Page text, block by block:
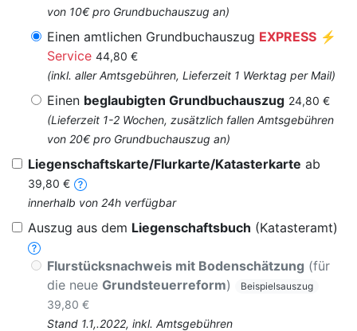
von 10€ pro Grundbuchauszug an)
Einen amtlichen Grundbuchauszug EXPRESS ⚡
Service 44,80 €
(inkl. aller Amtsgebühren, Lieferzeit 1 Werktag per Mail)
Einen beglaubigten Grundbuchauszug 24,80 €
(Lieferzeit 1-2 Wochen, zusätzlich fallen Amtsgebühren
von 20€ pro Grundbuchauszug an)
Liegenschaftskarte/Flurkarte/Katasterkarte ab
39,80 €
innerhalb von 24h verfügbar
Auszug aus dem Liegenschaftsbuch (Katasteramt)
Flurstücksnachweis mit Bodenschätzung (für
die neue Grundsteuerreform) Beispielsauszug
39,80 €
Stand 1.1,.2022, inkl. Amtsgebühren